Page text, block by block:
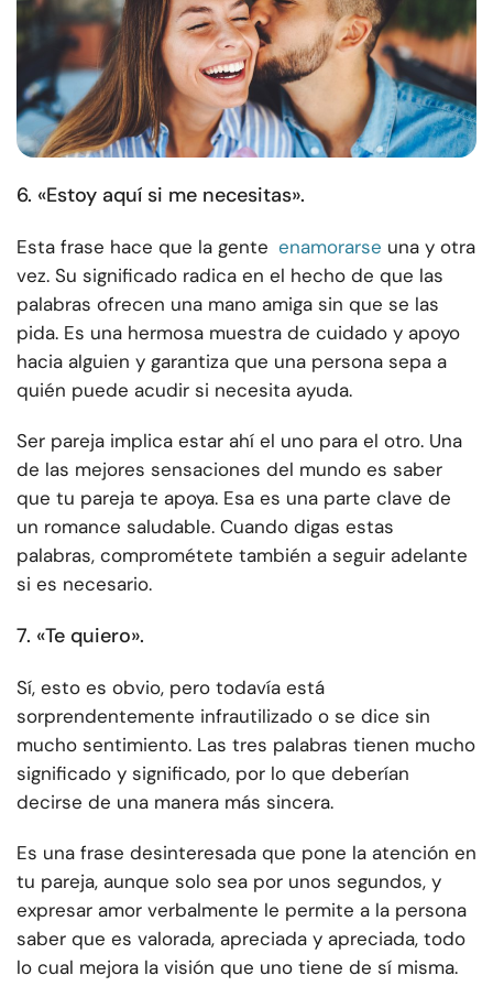
6. «Estoy aquí si me necesitas».
Esta frase hace que la gente enamorarse una y otra
vez. Su significado radica en el hecho de que las
palabras ofrecen una mano amiga sin que se las
pida. Es una hermosa muestra de cuidado y apoyo
hacia alguien y garantiza que una persona sepa a
quién puede acudir si necesita ayuda.
Ser pareja implica estar ahí el uno para el otro. Una
de las mejores sensaciones del mundo es saber
que tu pareja te apoya. Esa es una parte clave de
un romance saludable. Cuando digas estas
palabras, comprométete también a seguir adelante
si es necesario.
7. «Te quiero».
Sí, esto es obvio, pero todavía está
sorprendentemente infrautilizado o se dice sin
mucho sentimiento. Las tres palabras tienen mucho
significado y significado, por lo que deberían
decirse de una manera más sincera.
Es una frase desinteresada que pone la atención en
tu pareja, aunque solo sea por unos segundos, y
expresar amor verbalmente le permite a la persona
saber que es valorada, apreciada y apreciada, todo
lo cual mejora la visión que uno tiene de sí misma.